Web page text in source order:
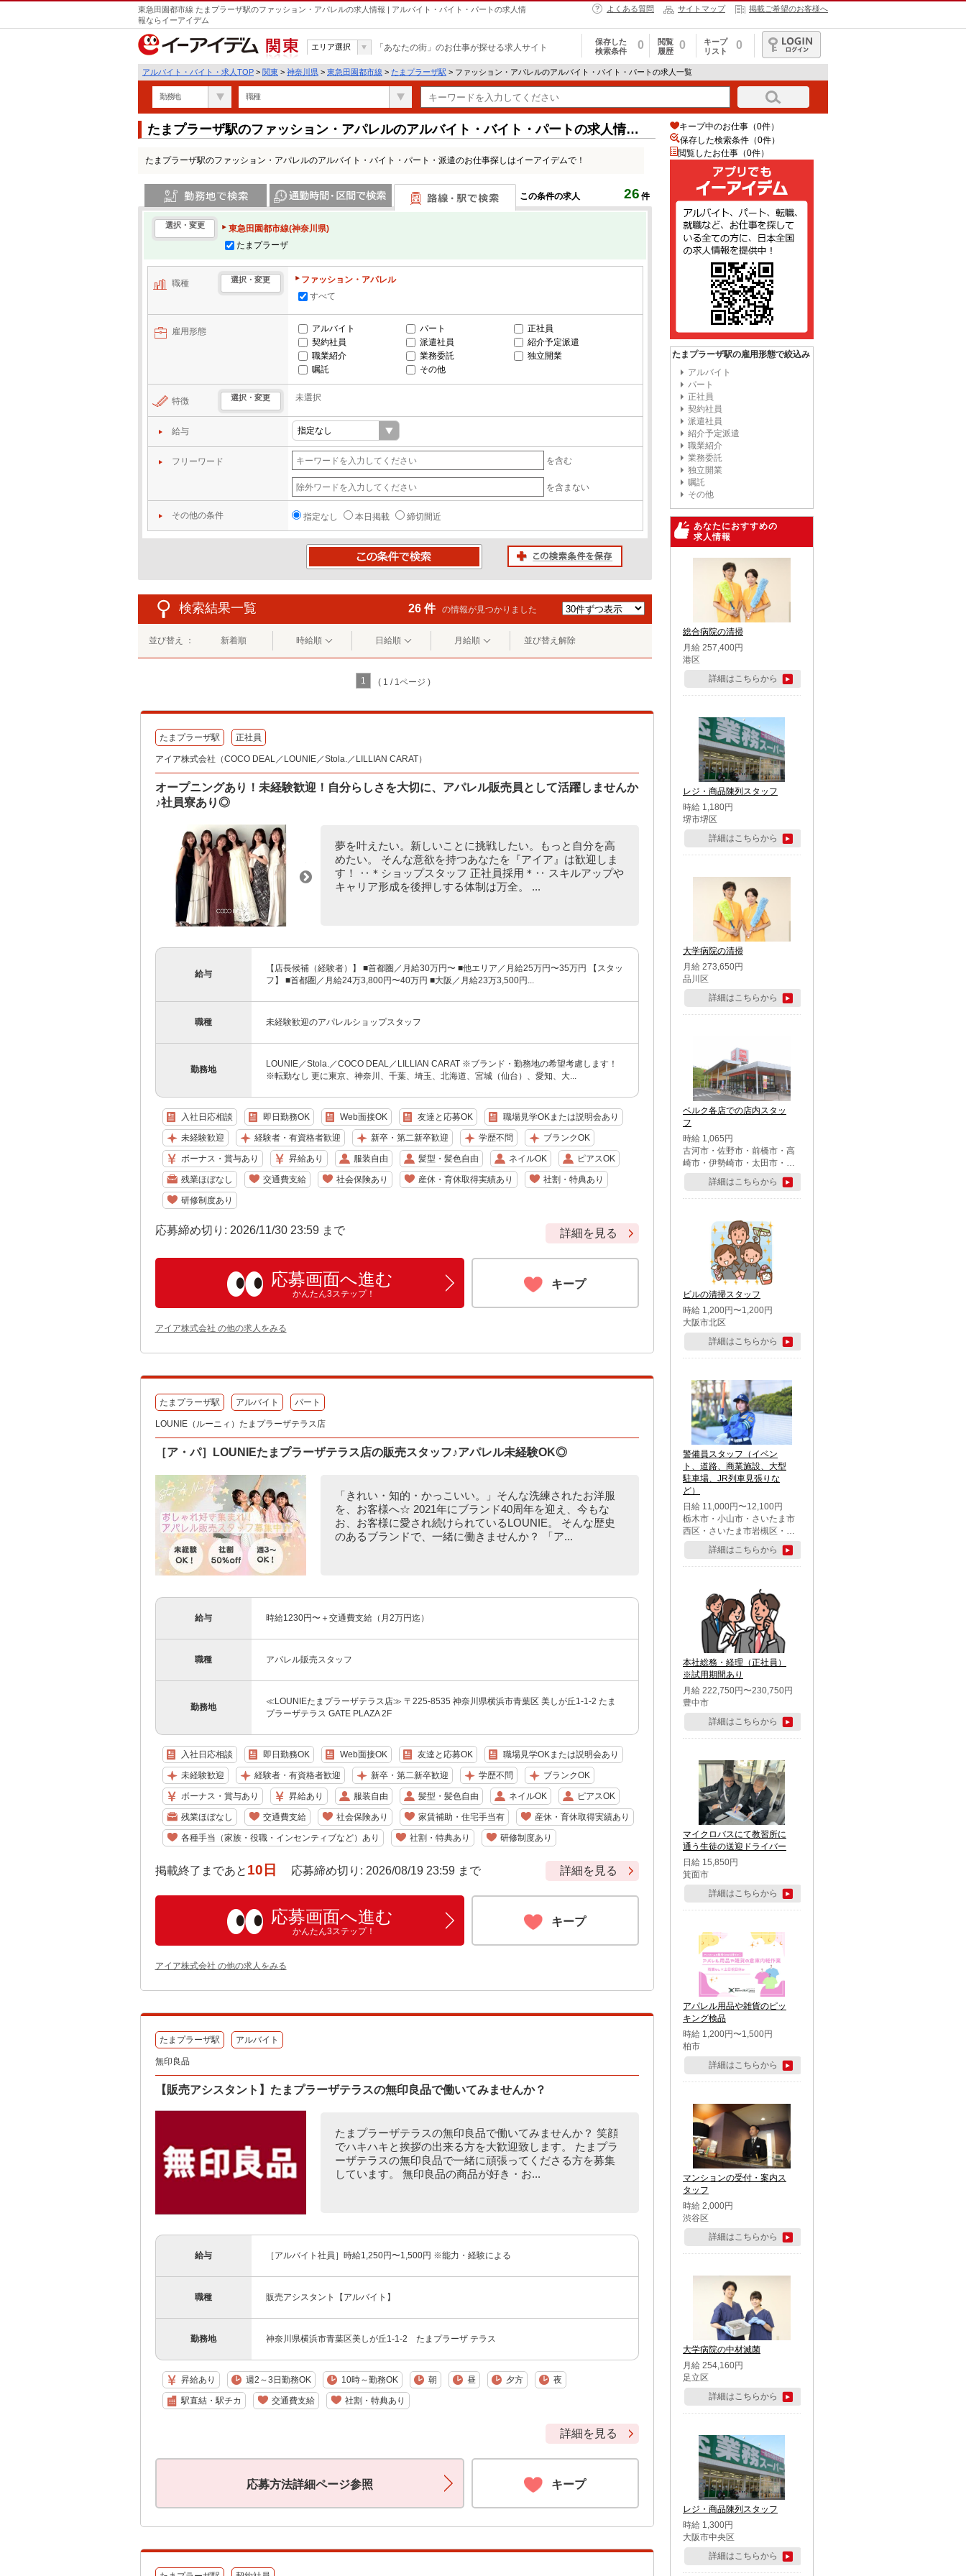
東急田園都市線 たまプラーザ駅のファッション・アパレルの求人情報 | アルバイト・バイト・パートの求人情
報ならイーアイデム
よくある質問 サイトマップ 掲載ご希望のお客様へ
関東
エリア選択 「あなたの街」のお仕事が探せる求人サイト
保存した
検索条件
0
閲覧
履歴
0
キープ
リスト
0
ログイン
アルバイト・バイト・求人TOP > 関東 > 神奈川県 > 東急田園都市線 > たまプラーザ駅 > ファッション・アパレルのアルバイト・バイト・パートの求人一覧
勤務地 職種
たまプラーザ駅のファッション・アパレルのアルバイト・バイト・パートの求人情報
たまプラーザ駅のファッション・アパレルのアルバイト・バイト・パート・派遣のお仕事探しはイーアイデムで！
この条件の求人 26 件
選択・変更
東急田園都市線(神奈川県)
たまプラーザ
職種 選択・変更
ファッション・アパレル
すべて
雇用形態 アルバイト パート
正社員
契約社員
派遣社員
紹介予定派遣
職業紹介
業務委託
独立開業
嘱託
その他
特徴 選択・変更 未選択
給与
フリーワード を含む
を含まない
その他の条件 指定なし 本日掲載 締切間近
検索結果一覧 26 件 の情報が見つかりました
並び替え ： 新着順 時給順 日給順 月給順 並び替え解除
1 ( 1 / 1ページ )
たまプラーザ駅 正社員
アイア株式会社（COCO DEAL／LOUNIE／Stola.／LILLIAN CARAT）
オープニングあり！未経験歓迎！自分らしさを大切に、アパレル販売員として活躍しませんか
♪社員寮あり◎
夢を叶えたい。新しいことに挑戦したい。もっと自分を高
めたい。 そんな意欲を持つあなたを『アイア』は歓迎しま
す！ ‥＊ショップスタッフ 正社員採用＊‥ スキルアップや
キャリア形成を後押しする体制は万全。 ...
給与
【店長候補（経験者）】 ■首都圏／月給30万円〜 ■他エリア／月給25万円〜35万円 【スタッ
フ】 ■首都圏／月給24万3,800円〜40万円 ■大阪／月給23万3,500円...
職種 未経験歓迎のアパレルショップスタッフ
勤務地
LOUNIE／Stola.／COCO DEAL／LILLIAN CARAT ※ブランド・勤務地の希望考慮します！
※転勤なし 更に東京、神奈川、千葉、埼玉、北海道、宮城（仙台）、愛知、大...
入社日応相談 即日勤務OK Web面接OK 友達と応募OK 職場見学OKまたは説明会あり
未経験歓迎 経験者・有資格者歓迎 新卒・第二新卒歓迎 学歴不問 ブランクOK
ボーナス・賞与あり 昇給あり 服装自由 髪型・髪色自由 ネイルOK ピアスOK
残業ほぼなし 交通費支給 社会保険あり 産休・育休取得実績あり 社割・特典あり
研修制度あり
応募締め切り: 2026/11/30 23:59 まで 詳細を見る
応募画面へ進む
かんたん3ステップ！
キープ
アイア株式会社 の他の求人をみる
たまプラーザ駅 アルバイト パート
LOUNIE（ルーニィ）たまプラーザテラス店
［ア・パ］LOUNIEたまプラーザテラス店の販売スタッフ♪アパレル未経験OK◎
「きれい・知的・かっこいい。」そんな洗練されたお洋服
を、お客様へ☆ 2021年にブランド40周年を迎え、今もな
お、お客様に愛され続けられているLOUNIE。 そんな歴史
のあるブランドで、一緒に働きませんか？ 「ア...
給与 時給1230円〜＋交通費支給（月2万円迄）
職種 アパレル販売スタッフ
勤務地
≪LOUNIEたまプラーザテラス店≫ 〒225-8535 神奈川県横浜市青葉区 美しが丘1-1-2 たま
プラーザテラス GATE PLAZA 2F
入社日応相談 即日勤務OK Web面接OK 友達と応募OK 職場見学OKまたは説明会あり
未経験歓迎 経験者・有資格者歓迎 新卒・第二新卒歓迎 学歴不問 ブランクOK
ボーナス・賞与あり 昇給あり 服装自由 髪型・髪色自由 ネイルOK ピアスOK
残業ほぼなし 交通費支給 社会保険あり 家賃補助・住宅手当有 産休・育休取得実績あり
各種手当（家族・役職・インセンティブなど）あり 社割・特典あり 研修制度あり
掲載終了まであと 10日 応募締め切り: 2026/08/19 23:59 まで 詳細を見る
応募画面へ進む
かんたん3ステップ！
キープ
アイア株式会社 の他の求人をみる
たまプラーザ駅 アルバイト
無印良品
【販売アシスタント】たまプラーザテラスの無印良品で働いてみませんか？
たまプラーザテラスの無印良品で働いてみませんか？ 笑顔
でハキハキと挨拶の出来る方を大歓迎致します。 たまプラ
ーザテラスの無印良品で一緒に頑張ってくださる方を募集
しています。 無印良品の商品が好き・お...
給与 ［アルバイト社員］時給1,250円〜1,500円 ※能力・経験による
職種 販売アシスタント【アルバイト】
勤務地 神奈川県横浜市青葉区美しが丘1-1-2 たまプラーザ テラス
昇給あり 週2～3日勤務OK 10時～勤務OK 朝 昼 夕方 夜
駅直結・駅チカ 交通費支給 社割・特典あり
詳細を見る
応募方法詳細ページ参照 キープ
キープ中のお仕事（0件）
保存した検索条件（0件）
閲覧したお仕事（0件）
たまプラーザ駅の雇用形態で絞込み
アルバイト
パート
正社員
契約社員
派遣社員
紹介予定派遣
職業紹介
業務委託
独立開業
嘱託
その他
あなたにおすすめの
求人情報
総合病院の清掃
月給 257,400円
港区
詳細はこちらから
レジ・商品陳列スタッフ
時給 1,180円
堺市堺区
詳細はこちらから
大学病院の清掃
月給 273,650円
品川区
詳細はこちらから
ベルク各店での店内スタッ
フ
時給 1,065円
古河市・佐野市・前橋市・高
崎市・伊勢崎市・太田市・館
林市・藤岡市・大泉町・さい
たま市北区・川越市・熊谷
市・行田市・秩父市・所沢
市・鶴ケ島市・千葉市中央
区・市川市・松戸市・習志野
市・柏市・流山市・八千代
市・足立区・江戸川区・八王
子市・町田市
詳細はこちらから
ビルの清掃スタッフ
時給 1,200円〜1,200円
大阪市北区
詳細はこちらから
警備員スタッフ（イベン
ト、道路、商業施設、大型
駐車場、JR列車見張りな
ど）
日給 11,000円〜12,100円
栃木市・小山市・さいたま市
西区・さいたま市岩槻区・久
喜市・蓮田市
詳細はこちらから
本社総務・経理（正社員）
※試用期間あり
月給 222,750円〜230,750円
豊中市
詳細はこちらから
マイクロバスにて教習所に
通う生徒の送迎ドライバー
日給 15,850円
箕面市
詳細はこちらから
アパレル用品や雑貨のピッ
キング検品
時給 1,200円〜1,500円
柏市
詳細はこちらから
マンションの受付・案内ス
タッフ
時給 2,000円
渋谷区
詳細はこちらから
大学病院の中材滅菌
月給 254,160円
足立区
詳細はこちらから
レジ・商品陳列スタッフ
時給 1,300円
大阪市中央区
詳細はこちらから